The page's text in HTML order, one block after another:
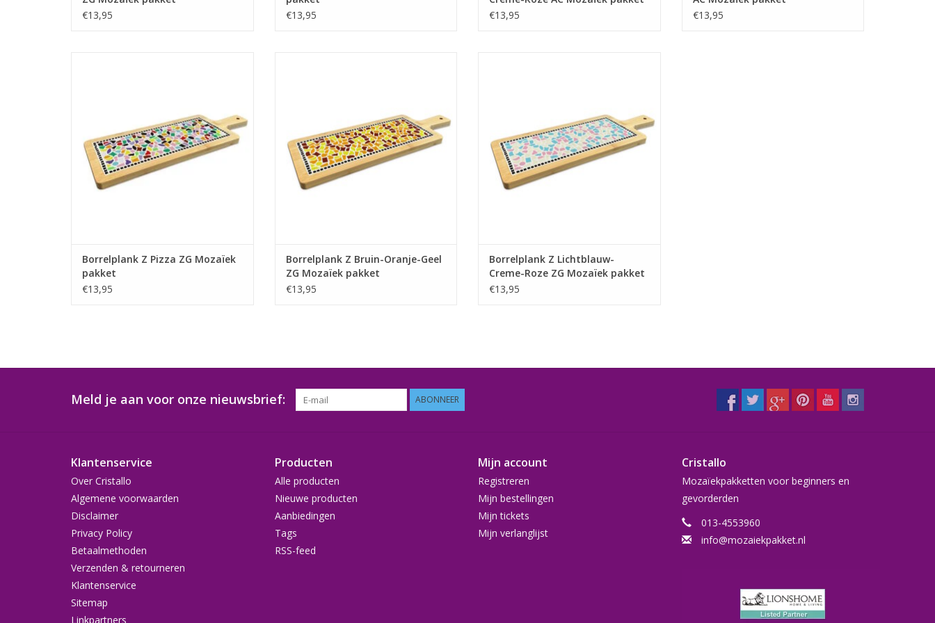
De borrelplank is er in vele kleurcombinaties, bekijk ook de andere kleurstellingen.
€13,95
€13,95
€13,95
€13,95
Borrelplank Z Pizza ZG Mozaïek
pakket
€13,95
Borrelplank Z Bruin-Oranje-Geel
ZG Mozaïek pakket
€13,95
Borrelplank Z Lichtblauw-
Creme-Roze ZG Mozaïek pakket
€13,95
Meld je aan voor onze nieuwsbrief: ABONNEER
Klantenservice
Over Cristallo
Algemene voorwaarden
Disclaimer
Privacy Policy
Betaalmethoden
Verzenden & retourneren
Klantenservice
Sitemap
Linkpartners
Producten
Alle producten
Nieuwe producten
Aanbiedingen
Tags
RSS-feed
Mijn account
Registreren
Mijn bestellingen
Mijn tickets
Mijn verlanglijst
Cristallo
Mozaïekpakketten voor beginners en
gevorderden
013-4553960
info@mozaiekpakket.nl